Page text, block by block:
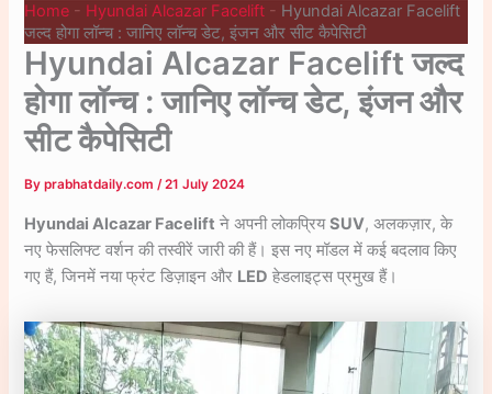
Home - Hyundai Alcazar Facelift - Hyundai Alcazar Facelift
जल्द होगा लॉन्च : जानिए लॉन्च डेट, इंजन और सीट कैपेसिटी
Hyundai Alcazar Facelift जल्द
होगा लॉन्च : जानिए लॉन्च डेट, इंजन और
सीट कैपेसिटी
Byprabhatdaily.com/21 July 2024
Hyundai Alcazar Facelift ने अपनी लोकप्रियSUV, अलकज़ार, के
नए फेसलिफ्ट वर्शन की तस्वीरें जारी की हैं। इस नए मॉडल में कई बदलाव किए
गए हैं, जिनमें नया फ्रंट डिज़ाइन और LED हेडलाइट्स प्रमुख हैं।